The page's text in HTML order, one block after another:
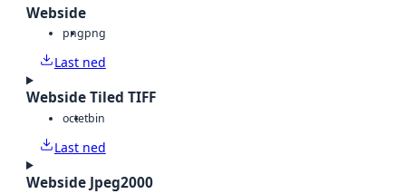
Webside
pngpng
Last ned
Webside Tiled TIFF
octetbin
Last ned
Webside Jpeg2000